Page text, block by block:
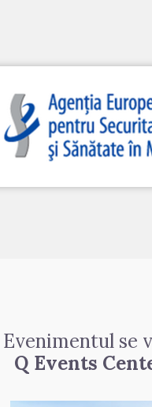
Evenimentul se
Q Events